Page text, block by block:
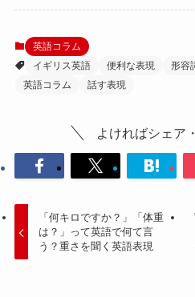
英語コラム
イギリス英語
便利な表現 形容
英語コラム
話す表現
よければシェア
「何キロですか？」「体重
は？」って英語で何て言
う？重さを聞く英語表現